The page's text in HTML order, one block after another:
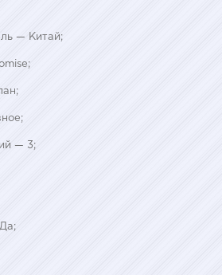
— Китай;
— 3;